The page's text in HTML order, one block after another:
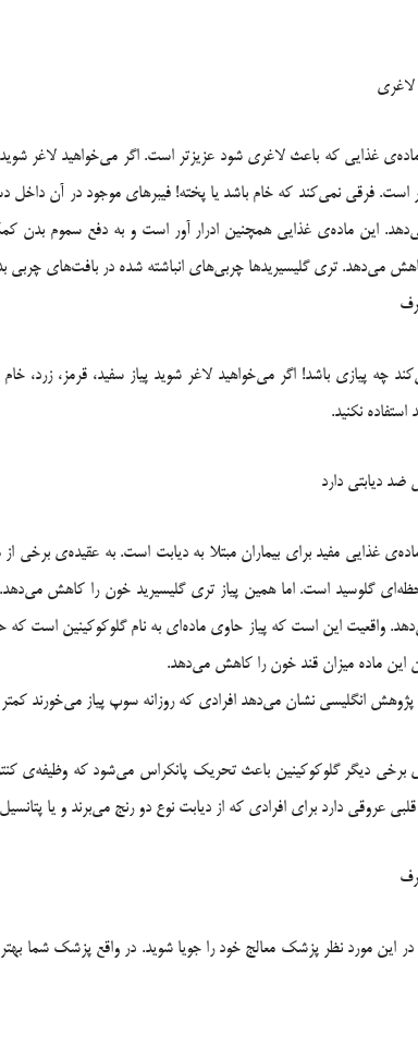
لاغری
غذایی که باعث لاغری شود عزیزتر است. اگر می‌خواهید لاغر شوید
است. فرقی نمی‌کند که خام باشد یا پخته! فیبرهای موجود در آن
این ماده‌ی غذایی همچنین ادرار آور است و به دفع سموم بدن
می‌دهد. تری گلیسیریدها چربی‌های انباشته شده در بافت‌های چربی
چه پیازی باشد! اگر می‌خواهید لاغر شوید پیاز سفید، قرمز، زرد،
نکنید.
ضد دیابتی دارد
غذایی مفید برای بیماران مبتلا به دیابت است. به عقیده‌ی
گلوسید است. اما همین پیاز تری گلیسیرید خون را کاهش می‌دهد.
واقعیت این است که پیاز حاوی ماده‌ای به نام گلوکوکینین است
ماده میزان قند خون را کاهش می‌دهد.
انگلیسی نشان می‌دهد افرادی که روزانه سوپ پیاز می‌خورند
برخی دیگر گلوکوکینین باعث تحریک پانکراس می‌شود که وظیفه‌ی کنترل
عروقی دارد برای افرادی که از دیابت نوع دو رنج می‌برند و یا پتانسیل
این مورد نظر پزشک معالج خود را جویا شوید. در واقع پزشک شما